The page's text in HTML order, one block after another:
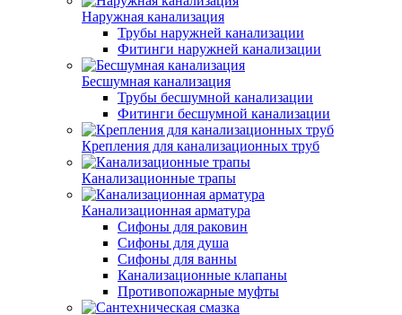
Наружная канализация
Трубы наружней канализации
Фитинги наружней канализации
Бесшумная канализация
Трубы бесшумной канализации
Фитинги бесшумной канализации
Крепления для канализационных труб
Канализационные трапы
Канализационная арматура
Сифоны для раковин
Сифоны для душа
Сифоны для ванны
Канализационные клапаны
Противопожарные муфты